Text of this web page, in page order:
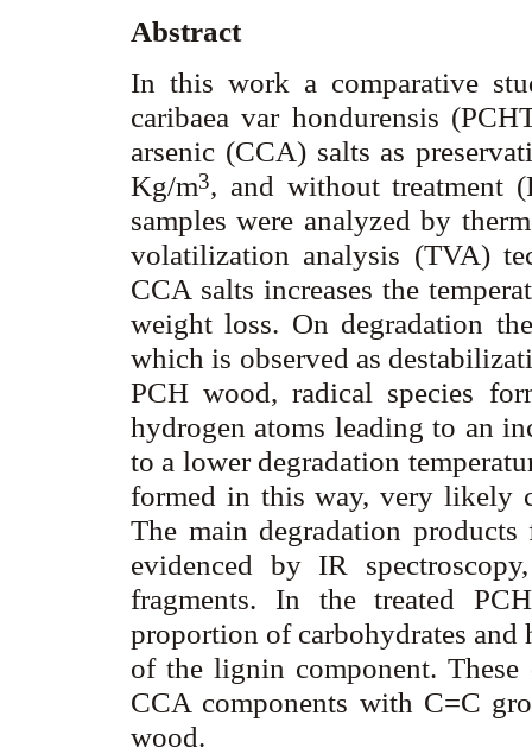
Abstract
In this work a comparative
caribaea var hondurensis
arsenic (CCA) salts as
Kg/m3, and without treatment
samples were analyzed by
volatilization analysis (TVA)
CCA salts increases the
weight loss. On degradation
which is observed as
PCH wood, radical species
hydrogen atoms leading to an
to a lower degradation
formed in this way, very likely
The main degradation
evidenced by IR
fragments. In the treated
proportion of carbohydrates
of the lignin component.
CCA components with C=C
wood.